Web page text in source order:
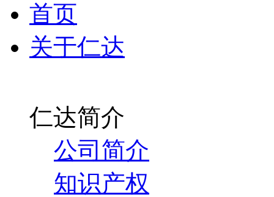
首页
关于仁达
仁达简介
公司简介
知识产权